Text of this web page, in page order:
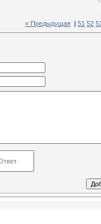
« Предыдущая 51 52